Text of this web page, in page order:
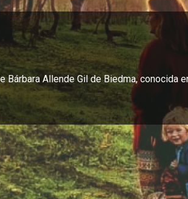
Allende Gil de Biedma, conocida